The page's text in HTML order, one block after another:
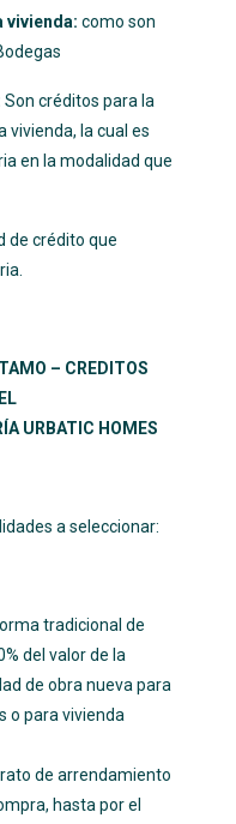
vivienda: como son
Son créditos para la
vivienda, la cual es
en la modalidad que
de crédito que
– CREDITOS
URBATIC HOMES
a seleccionar:
tradicional de
del valor de la
de obra nueva para
o para vivienda
de arrendamiento
hasta por el